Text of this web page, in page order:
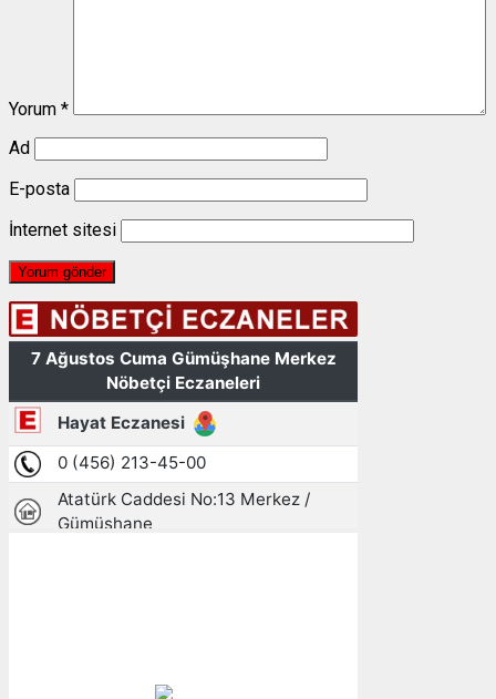
Yorum *
Ad
E-posta
İnternet sitesi